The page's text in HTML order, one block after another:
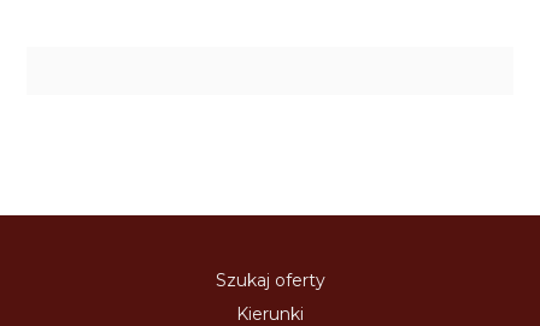
Szukaj oferty
Kierunki